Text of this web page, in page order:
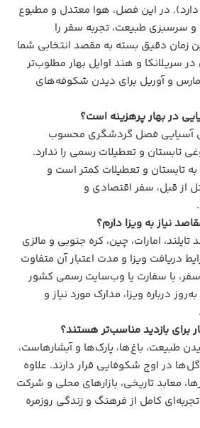
دارد). در این فصل، هوا معتدل و مطبوع
طبیعت، تجربه سفر را
زمان دقیق بسته به مقصد انتخابی شما
سریلانکا و هند اوایل بهار مطلوب‌تر
مارس و آوریل برای دیدن شکوفه‌های
آسیایی فصل گردشگری محسوب
تابستان و تعطیلات رسمی را ندارد.
تابستان و تعطیلات کمتر است و
از قبل، سفر اقتصادی و
تایلند، امارات، چین، کره جنوبی و مالزی
دریافت ویزا و مدت اعتبار آن متفاوت
با سفارت یا وب‌سایت رسمی کشور
درباره ویزا، مدارک مورد نیاز و
طبیعت، باغ‌ها، پارک‌ها و آبشارهاست،
در اوج شکوفایی قرار دارند. علاوه
معابد تاریخی، بازارهای محلی و شرکت
کامل از فرهنگ و زندگی روزمره